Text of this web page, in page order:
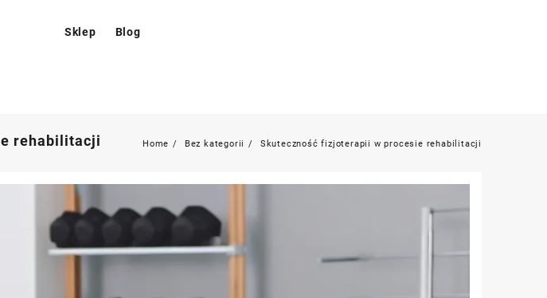
Sklep Blog
rehabilitacji Home Bez kategorii Skuteczność fizjoterapii w procesie rehabilitacji